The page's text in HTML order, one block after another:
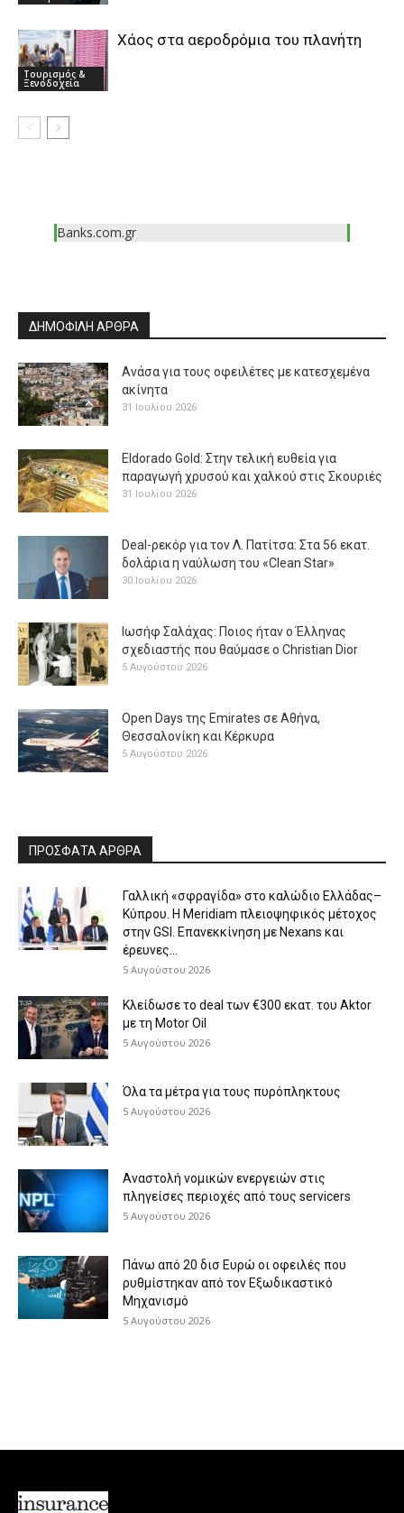
Τουρισμός &
Ξενοδοχεία
Xάος στα αεροδρόμια του πλανήτη
Banks.com.gr
ΔΗΜΟΦΙΛΗ ΑΡΘΡΑ
Ανάσα για τους οφειλέτες με κατεσχεμένα
ακίνητα
31 Ιουλίου 2026
Eldorado Gold: Στην τελική ευθεία για
παραγωγή χρυσού και χαλκού στις Σκουριές
31 Ιουλίου 2026
Deal-ρεκόρ για τον Λ. Πατίτσα: Στα 56 εκατ.
δολάρια η ναύλωση του «Clean Star»
30 Ιουλίου 2026
Ιωσήφ Σαλάχας: Ποιος ήταν ο Έλληνας
σχεδιαστής που θαύμασε ο Christian Dior
5 Αυγούστου 2026
Open Days της Emirates σε Αθήνα,
Θεσσαλονίκη και Κέρκυρα
5 Αυγούστου 2026
ΠΡΟΣΦΑΤΑ ΑΡΘΡΑ
Γαλλική «σφραγίδα» στο καλώδιο Ελλάδας–
Κύπρου. Η Meridiam πλειοψηφικός μέτοχος
στην GSI. Επανεκκίνηση με Nexans και
έρευνες...
5 Αυγούστου 2026
Κλείδωσε το deal των €300 εκατ. του Aktor
με τη Μotor Oil
5 Αυγούστου 2026
Όλα τα μέτρα για τους πυρόπληκτους
5 Αυγούστου 2026
Αναστολή νομικών ενεργειών στις
πληγείσες περιοχές από τους servicers
5 Αυγούστου 2026
Πάνω από 20 δισ Ευρώ οι οφειλές που
ρυθμίστηκαν από τον Εξωδικαστικό
Μηχανισμό
5 Αυγούστου 2026